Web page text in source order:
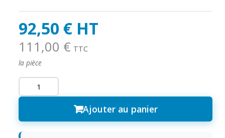
92,50 € HT
111,00 € TTC
la pièce
Ajouter au panier